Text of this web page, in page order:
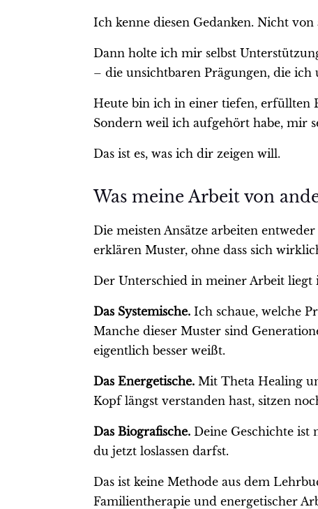
Ich kenne diesen Gedanken. Nicht von
Dann holte ich mir selbst
– die unsichtbaren Prägungen, die ich
Heute bin ich in einer tiefen, erfüllten
Sondern weil ich aufgehört habe, mir
Das ist es, was ich dir zeigen will.
Was meine Arbeit von
Die meisten Ansätze arbeiten
erklären Muster, ohne dass sich
Der Unterschied in meiner Arbeit
Das Systemische. Ich schaue, welche
Manche dieser Muster sind
eigentlich besser weißt.
Das Energetische. Mit Theta Healing
Kopf längst verstanden hast, sitzen
Das Biografische. Deine Geschichte ist
du jetzt loslassen darfst.
Das ist keine Methode aus dem
Familientherapie und energetischer